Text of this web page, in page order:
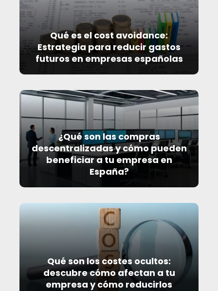
Qué es el cost avoidance:
Estrategia para reducir gastos
futuros en empresas españolas
¿Qué son las compras
descentralizadas y cómo pueden
beneficiar a tu empresa en
España?
Qué son los costes ocultos:
descubre cómo afectan a tu
empresa y cómo reducirlos